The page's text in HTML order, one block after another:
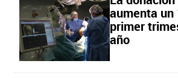
aumenta un
primer
año